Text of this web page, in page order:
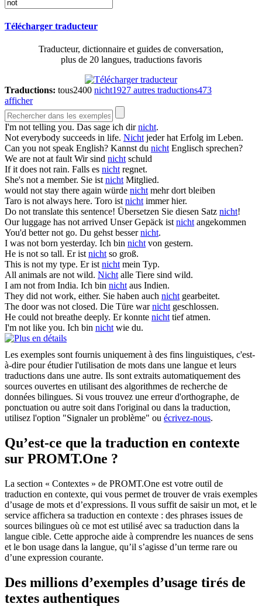
Télécharger traducteur
Traducteur, dictionnaire et guides de conversation,
plus de 20 langues, traductions favoris
Traductions: tous2400 nicht1927 autres traductions473
afficher
I'm nottelling you. Das sage ich dirnicht.
Noteverybody succeeds in life. Nichtjeder hat Erfolg im Leben.
Can you notspeak English? Kannst du nichtEnglisch sprechen?
We are notat fault Wir sind nichtschuld
If it does notrain. Falls es nichtregnet.
She's nota member. Sie istnichtMitglied.
would notstay there again würde nichtmehr dort bleiben
Taro is notalways here. Toro istnichtimmer hier.
Do nottranslate this sentence! Übersetzen Sie diesen Satz nicht!
Our luggage has notarrived Unser Gepäck istnichtangekommen
You'd betternotgo. Du gehst bessernicht.
I was notborn yesterday. Ich bin nichtvon gestern.
He is notso tall. Er istnichtso groß.
This is notmy type. Er istnichtmein Typ.
All animals are notwild. Nichtalle Tiere sind wild.
I am notfrom India. Ich bin nichtaus Indien.
They did notwork, either. Sie haben auch nichtgearbeitet.
The door was notclosed. Die Türe warnichtgeschlossen.
He could notbreathe deeply. Er konnte nichttief atmen.
I'm notlike you. Ich bin nichtwie du.
Les exemples sont fournis uniquement à des fins linguistiques, c'est-
à-dire pour étudier l'utilisation de mots dans une langue et leurs
traductions dans une autre. Ils sont extraits automatiquement des
sources ouvertes en utilisant des algorithmes de recherche de
données bilingues. Si vous trouvez une erreur d'orthographe, de
ponctuation ou autre soit dans l'original ou dans la traduction,
utilisez l'option "Signaler un problème" ou écrivez-nous.
Qu’est-ce que la traduction en contexte
sur PROMT.One ?
La section « Contextes » de PROMT.One est votre outil de
traduction en contexte, qui vous permet de trouver de vrais exemples
d’usage de mots et d’expressions. Il vous suffit de saisir un mot, et le
service affichera sa traduction en contexte : des phrases issues de
sources bilingues où ce mot est utilisé avec sa traduction dans la
langue cible. Cette approche aide à comprendre les nuances de sens
et le bon usage dans la langue, qu’il s’agisse d’un terme rare ou
d’une expression courante.
Des millions d’exemples d’usage tirés de
textes authentiques